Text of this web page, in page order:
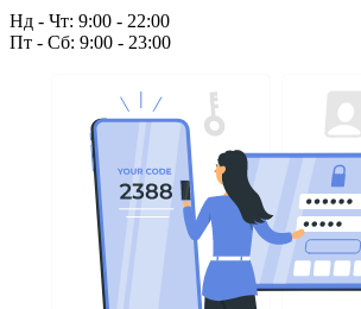
Нд - Чт: 9:00 - 22:00
Пт - Сб: 9:00 - 23:00